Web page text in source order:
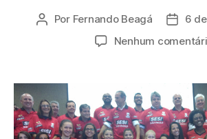
Autor
Por Fernando Beagá
Data
6
Nenhum